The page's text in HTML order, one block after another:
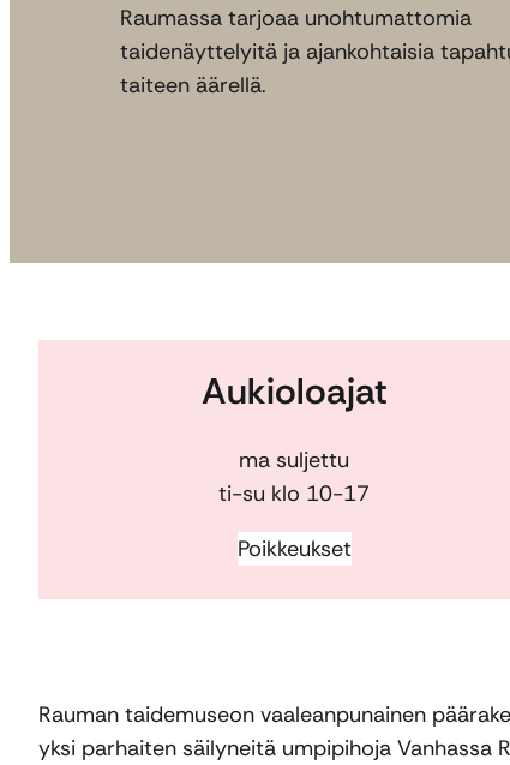
Raumassa tarjoaa unohtumattomia
taidenäyttelyitä ja ajankohtaisia
taiteen äärellä.
Aukioloajat
ma suljettu
ti-su klo 10-17
Poikkeukset
Rauman taidemuseon vaaleanpunainen
yksi parhaiten säilyneitä umpipihoja